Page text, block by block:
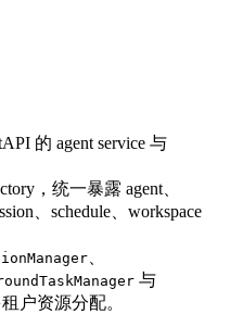
的 agent service 与
，统一暴露 agent、
、schedule、workspace
与
户资源分配。